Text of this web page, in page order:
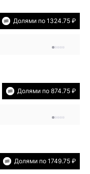
Долями по 1324.75 ₽
Долями по 874.75 ₽
Долями по 1749.75 ₽